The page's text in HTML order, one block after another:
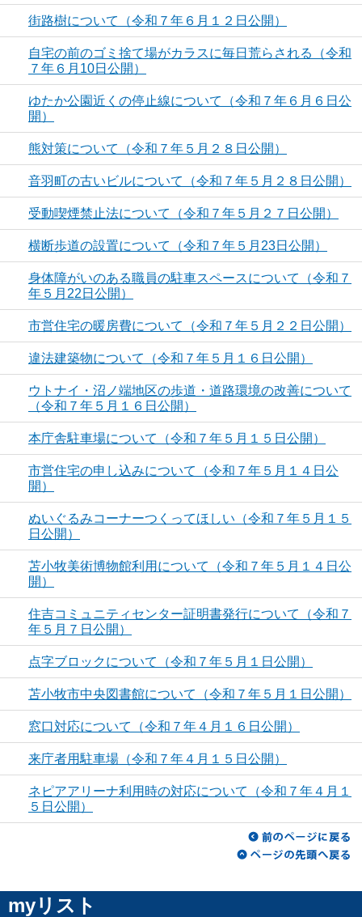
街路樹について（令和７年６月１２日公開）
自宅の前のゴミ捨て場がカラスに毎日荒らされる（令和
７年６月10日公開）
ゆたか公園近くの停止線について（令和７年６月６日公
開）
熊対策について（令和７年５月２８日公開）
音羽町の古いビルについて（令和７年５月２８日公開）
受動喫煙禁止法について（令和７年５月２７日公開）
横断歩道の設置について（令和７年５月23日公開）
身体障がいのある職員の駐車スペースについて（令和７
年５月22日公開）
市営住宅の暖房費について（令和７年５月２２日公開）
違法建築物について（令和７年５月１６日公開）
ウトナイ・沼ノ端地区の歩道・道路環境の改善について
（令和７年５月１６日公開）
本庁舎駐車場について（令和７年５月１５日公開）
市営住宅の申し込みについて（令和７年５月１４日公
開）
ぬいぐるみコーナーつくってほしい（令和７年５月１５
日公開）
苫小牧美術博物館利用について（令和７年５月１４日公
開）
住吉コミュニティセンター証明書発行について（令和７
年５月７日公開）
点字ブロックについて（令和７年５月１日公開）
苫小牧市中央図書館について（令和７年５月１日公開）
窓口対応について（令和７年４月１６日公開）
来庁者用駐車場（令和７年４月１５日公開）
ネピアアリーナ利用時の対応について（令和７年４月１
５日公開）
myリスト